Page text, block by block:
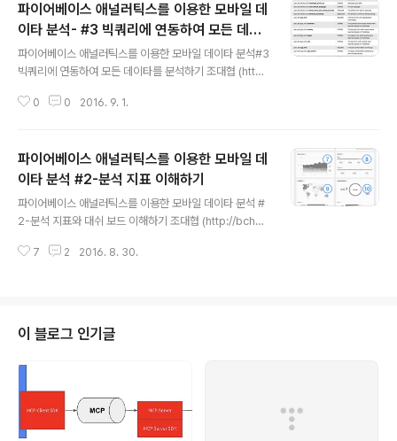
파이어베이스 애널러틱스를 이용한 모바일 데
이타 분석- #3 빅쿼리에 연동하여 모든 데이
타를 분석하기
파이어베이스 애널러틱스를 이용한 모바일 데이타 분석#3
빅쿼리에 연동하여 모든 데이타를 분석하기 조대협 (htt
단한 기능중의 하나가, 모바일에서 올라온 모든 원본 로그
널리틱스 서비스는 서비스에서 제공하는 지표만, 서비스에
서 제공하는 화면을 통해서만 볼 수 있기 때문에, 상세한 데
이타 분석이 불가능하다. 파이어베이스의 경우에는 빅쿼리
에 모든 원본 데이타를 저장함으로써 상세 분석을 가능하
게 해준다. 아울러, 모바일 서비스 분석에 있어서, 상세 로
그 분석을 위해서 로그 수집 및 분석 시스템을 별도로 만드
0 0 2016. 9. 1.
파이어베이스 애널러틱스를 이용한 모바일 데
이타 분석 #2-분석 지표 이해하기
파이어베이스 애널러틱스를 이용한 모바일 데이타 분석 #
2-분석 지표와 대쉬 보드 이해하기 조대협 (http://bcho.t
게 되면, 몬가 아름다워(?) 보이는 대쉬 보드와 그래프들을
타 분석에서도 많이 겪는 실수중에 하나인데, 이번에는 파
이어베이스 애널러틱스에 의해서 분석되어 리포트로 제공
되는 각종 지표와 이와 연관된 이벤트들에 대해서 알아보
되면 리포트는 대쉬보드를 통하여 출력되게 된다. 대쉬 보
드는 대략 아래와 같이 생겼는데..
7 2 2016. 8. 30.
이 블로그 인기글